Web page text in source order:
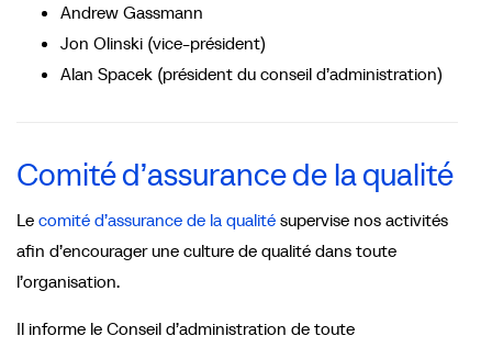
Andrew Gassmann
Jon Olinski (vice-président)
Alan Spacek (président du conseil d’administration)
Comité d’assurance de la qualité
Le comité d’assurance de la qualité supervise nos activités
afin d’encourager une culture de qualité dans toute
l’organisation.
Il informe le Conseil d’administration de toute